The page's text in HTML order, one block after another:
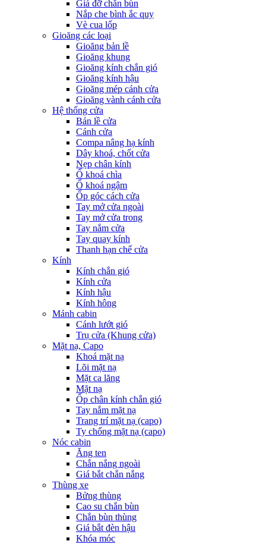
Giá đỡ chắn bùn
Nắp che bình ắc quy
Vè cua lốp
Gioăng các loại
Gioăng bản lề
Gioăng khung
Gioăng kính chắn gió
Gioăng kính hậu
Gioăng mép cánh cửa
Gioăng vành cánh cửa
Hệ thống cửa
Bản lề cửa
Cánh cửa
Compa nâng hạ kính
Dây khoá, chốt cửa
Nẹp chân kính
Ổ khoá chìa
Ổ khoá ngậm
Ốp góc cách cửa
Tay mở cửa ngoài
Tay mở cửa trong
Tay nắm cửa
Tay quay kính
Thanh hạn chế cửa
Kính
Kính chắn gió
Kính cửa
Kính hậu
Kính hông
Mảnh cabin
Cánh lướt gió
Trụ cửa (Khung cửa)
Mặt nạ, Capo
Khoá mặt nạ
Lõi mặt nạ
Mặt ca lăng
Mặt nạ
Ốp chân kính chắn gió
Tay nắm mặt nạ
Trang trí mặt nạ (capo)
Ty chống mặt nạ (capo)
Nóc cabin
Ăng ten
Chắn nắng ngoài
Giá bắt chắn nắng
Thùng xe
Bửng thùng
Cao su chắn bùn
Chắn bùn thùng
Giá bắt đèn hậu
Khóa móc